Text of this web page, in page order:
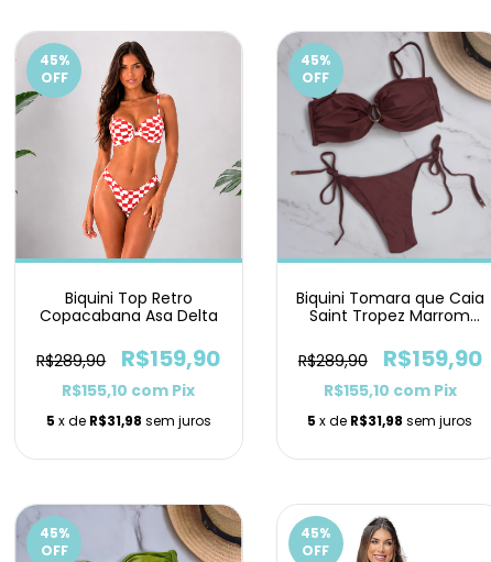
45%
OFF
Biquini Top Retro
Copacabana Asa Delta
R$289,90 R$159,90
R$155,10 com Pix
5 x de R$31,98 sem juros
45%
OFF
Biquini Tomara que Caia
Saint Tropez Marrom
R$289,90
R$159,90
R$155,10 com Pix
5 x de R$31,98 sem juros
45%
OFF
45%
OFF